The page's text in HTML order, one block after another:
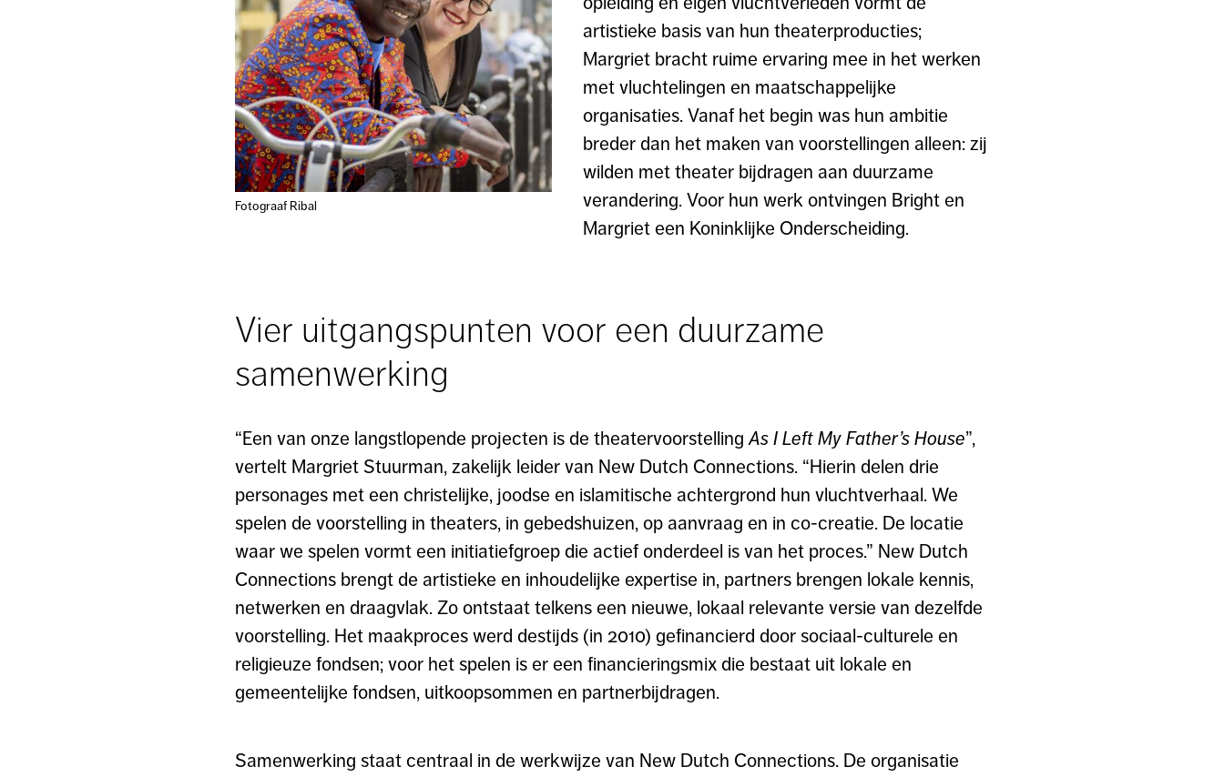
artistieke basis van hun theaterproducties;
Margriet bracht ruime ervaring mee in het werken
met vluchtelingen en maatschappelijke
organisaties. Vanaf het begin was hun ambitie
breder dan het maken van voorstellingen alleen: zij
wilden met theater bijdragen aan duurzame
verandering. Voor hun werk ontvingen Bright en
Margriet een Koninklijke Onderscheiding.
Fotograaf Ribal
Vier uitgangspunten voor een duurzame
samenwerking
“Een van onze langstlopende projecten is de theatervoorstellingAs I Left My Father’s House”,
vertelt Margriet Stuurman, zakelijk leider van New Dutch Connections. “Hierin delen drie
personages met een christelijke, joodse en islamitische achtergrond hun vluchtverhaal. We
spelen de voorstelling in theaters, in gebedshuizen, op aanvraag en in co-creatie. De locatie
waar we spelen vormt een initiatiefgroep die actief onderdeel is van het proces.” New Dutch
Connections brengt de artistieke en inhoudelijke expertise in, partners brengen lokale kennis,
netwerken en draagvlak. Zo ontstaat telkens een nieuwe, lokaal relevante versie van dezelfde
voorstelling. Het maakproces werd destijds (in 2010) gefinancierd door sociaal-culturele en
religieuze fondsen; voor het spelen is er een financieringsmix die bestaat uit lokale en
gemeentelijke fondsen, uitkoopsommen en partnerbijdragen.
Samenwerking staat centraal in de werkwijze van New Dutch Connections. De organisatie